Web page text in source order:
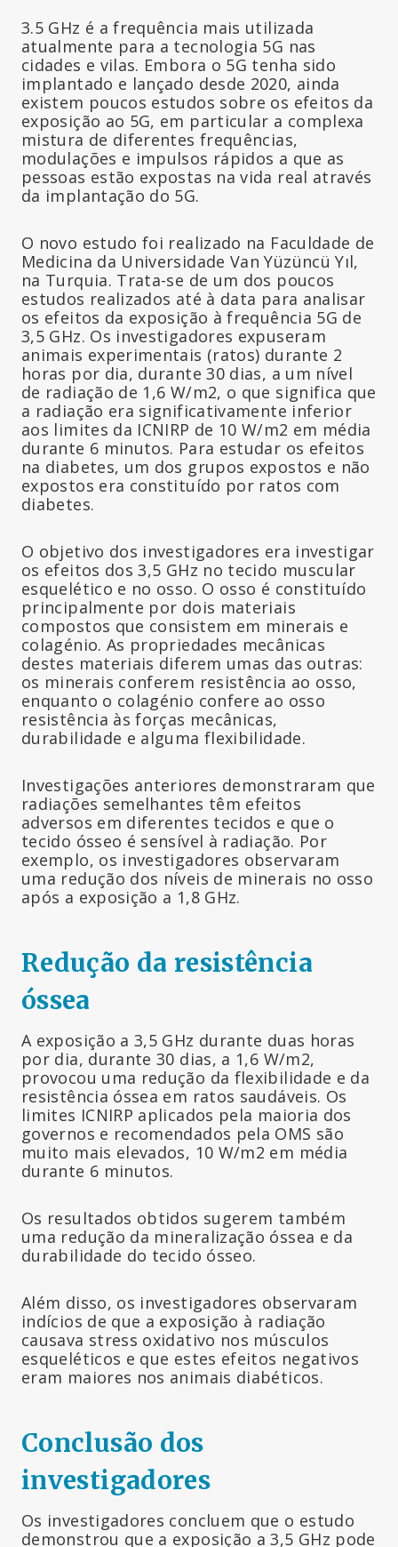
3.5 GHz é a frequência mais utilizada
atualmente para a tecnologia 5G nas
cidades e vilas. Embora o 5G tenha sido
implantado e lançado desde 2020, ainda
existem poucos estudos sobre os efeitos da
exposição ao 5G, em particular a complexa
mistura de diferentes frequências,
modulações e impulsos rápidos a que as
pessoas estão expostas na vida real através
da implantação do 5G.
O novo estudo foi realizado na Faculdade de
Medicina da Universidade Van Yüzüncü Yıl,
na Turquia. Trata-se de um dos poucos
estudos realizados até à data para analisar
os efeitos da exposição à frequência 5G de
3,5 GHz. Os investigadores expuseram
animais experimentais (ratos) durante 2
horas por dia, durante 30 dias, a um nível
de radiação de 1,6 W/m2, o que significa que
a radiação era significativamente inferior
aos limites da ICNIRP de 10 W/m2 em média
durante 6 minutos. Para estudar os efeitos
na diabetes, um dos grupos expostos e não
expostos era constituído por ratos com
diabetes.
O objetivo dos investigadores era investigar
os efeitos dos 3,5 GHz no tecido muscular
esquelético e no osso. O osso é constituído
principalmente por dois materiais
compostos que consistem em minerais e
colagénio. As propriedades mecânicas
destes materiais diferem umas das outras:
os minerais conferem resistência ao osso,
enquanto o colagénio confere ao osso
resistência às forças mecânicas,
durabilidade e alguma flexibilidade.
Investigações anteriores demonstraram que
radiações semelhantes têm efeitos
adversos em diferentes tecidos e que o
tecido ósseo é sensível à radiação. Por
exemplo, os investigadores observaram
uma redução dos níveis de minerais no osso
após a exposição a 1,8 GHz.
Redução da resistência
óssea
A exposição a 3,5 GHz durante duas horas
por dia, durante 30 dias, a 1,6 W/m2,
provocou uma redução da flexibilidade e da
resistência óssea em ratos saudáveis. Os
limites ICNIRP aplicados pela maioria dos
governos e recomendados pela OMS são
muito mais elevados, 10 W/m2 em média
durante 6 minutos.
Os resultados obtidos sugerem também
uma redução da mineralização óssea e da
durabilidade do tecido ósseo.
Além disso, os investigadores observaram
indícios de que a exposição à radiação
causava stress oxidativo nos músculos
esqueléticos e que estes efeitos negativos
eram maiores nos animais diabéticos.
Conclusão dos
investigadores
Os investigadores concluem que o estudo
demonstrou que a exposição a 3,5 GHz pode